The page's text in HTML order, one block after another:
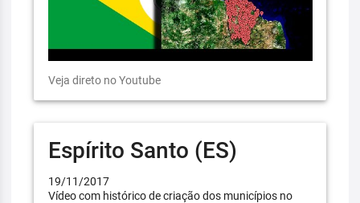
Veja direto no Youtube
Espírito Santo (ES)
19/11/2017
Vídeo com histórico de criação dos municípios no